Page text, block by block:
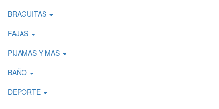
BRAGUITAS
FAJAS
PIJAMAS Y MAS
BAÑO
DEPORTE